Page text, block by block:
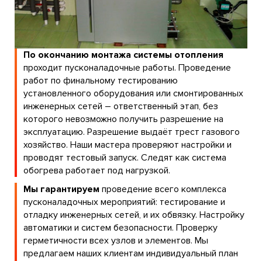
По окончанию монтажа системы отопления
проходит пусконаладочные работы. Проведение
работ по финальному тестированию
установленного оборудования или смонтированных
инженерных сетей – ответственный этап, без
которого невозможно получить разрешение на
эксплуатацию. Разрешение выдаёт трест газового
хозяйство. Наши мастера проверяют настройки и
проводят тестовый запуск. Следят как система
обогрева работает под нагрузкой.
Мы гарантируем проведение всего комплекса
пусконаладочных мероприятий: тестирование и
отладку инженерных сетей, и их обвязку. Настройку
автоматики и систем безопасности. Проверку
герметичности всех узлов и элементов. Мы
предлагаем наших клиентам индивидуальный план